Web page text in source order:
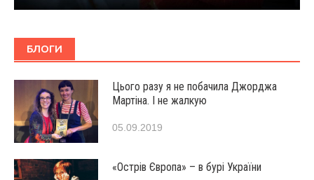
БЛОГИ
Цього разу я не побачила Джорджа
Мартіна. І не жалкую
05.09.2019
«Острів Європа» – в бурі України